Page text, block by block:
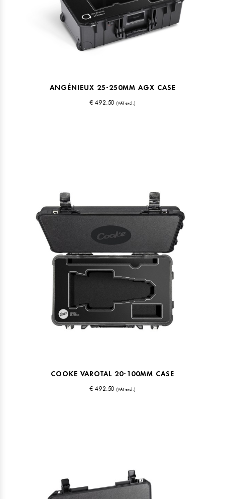
ANGÉNIEUX 25-250MM AGX CASE
€ 492.50 (VAT excl.)
COOKE VAROTAL 20-100MM CASE
€ 492.50 (VAT excl.)